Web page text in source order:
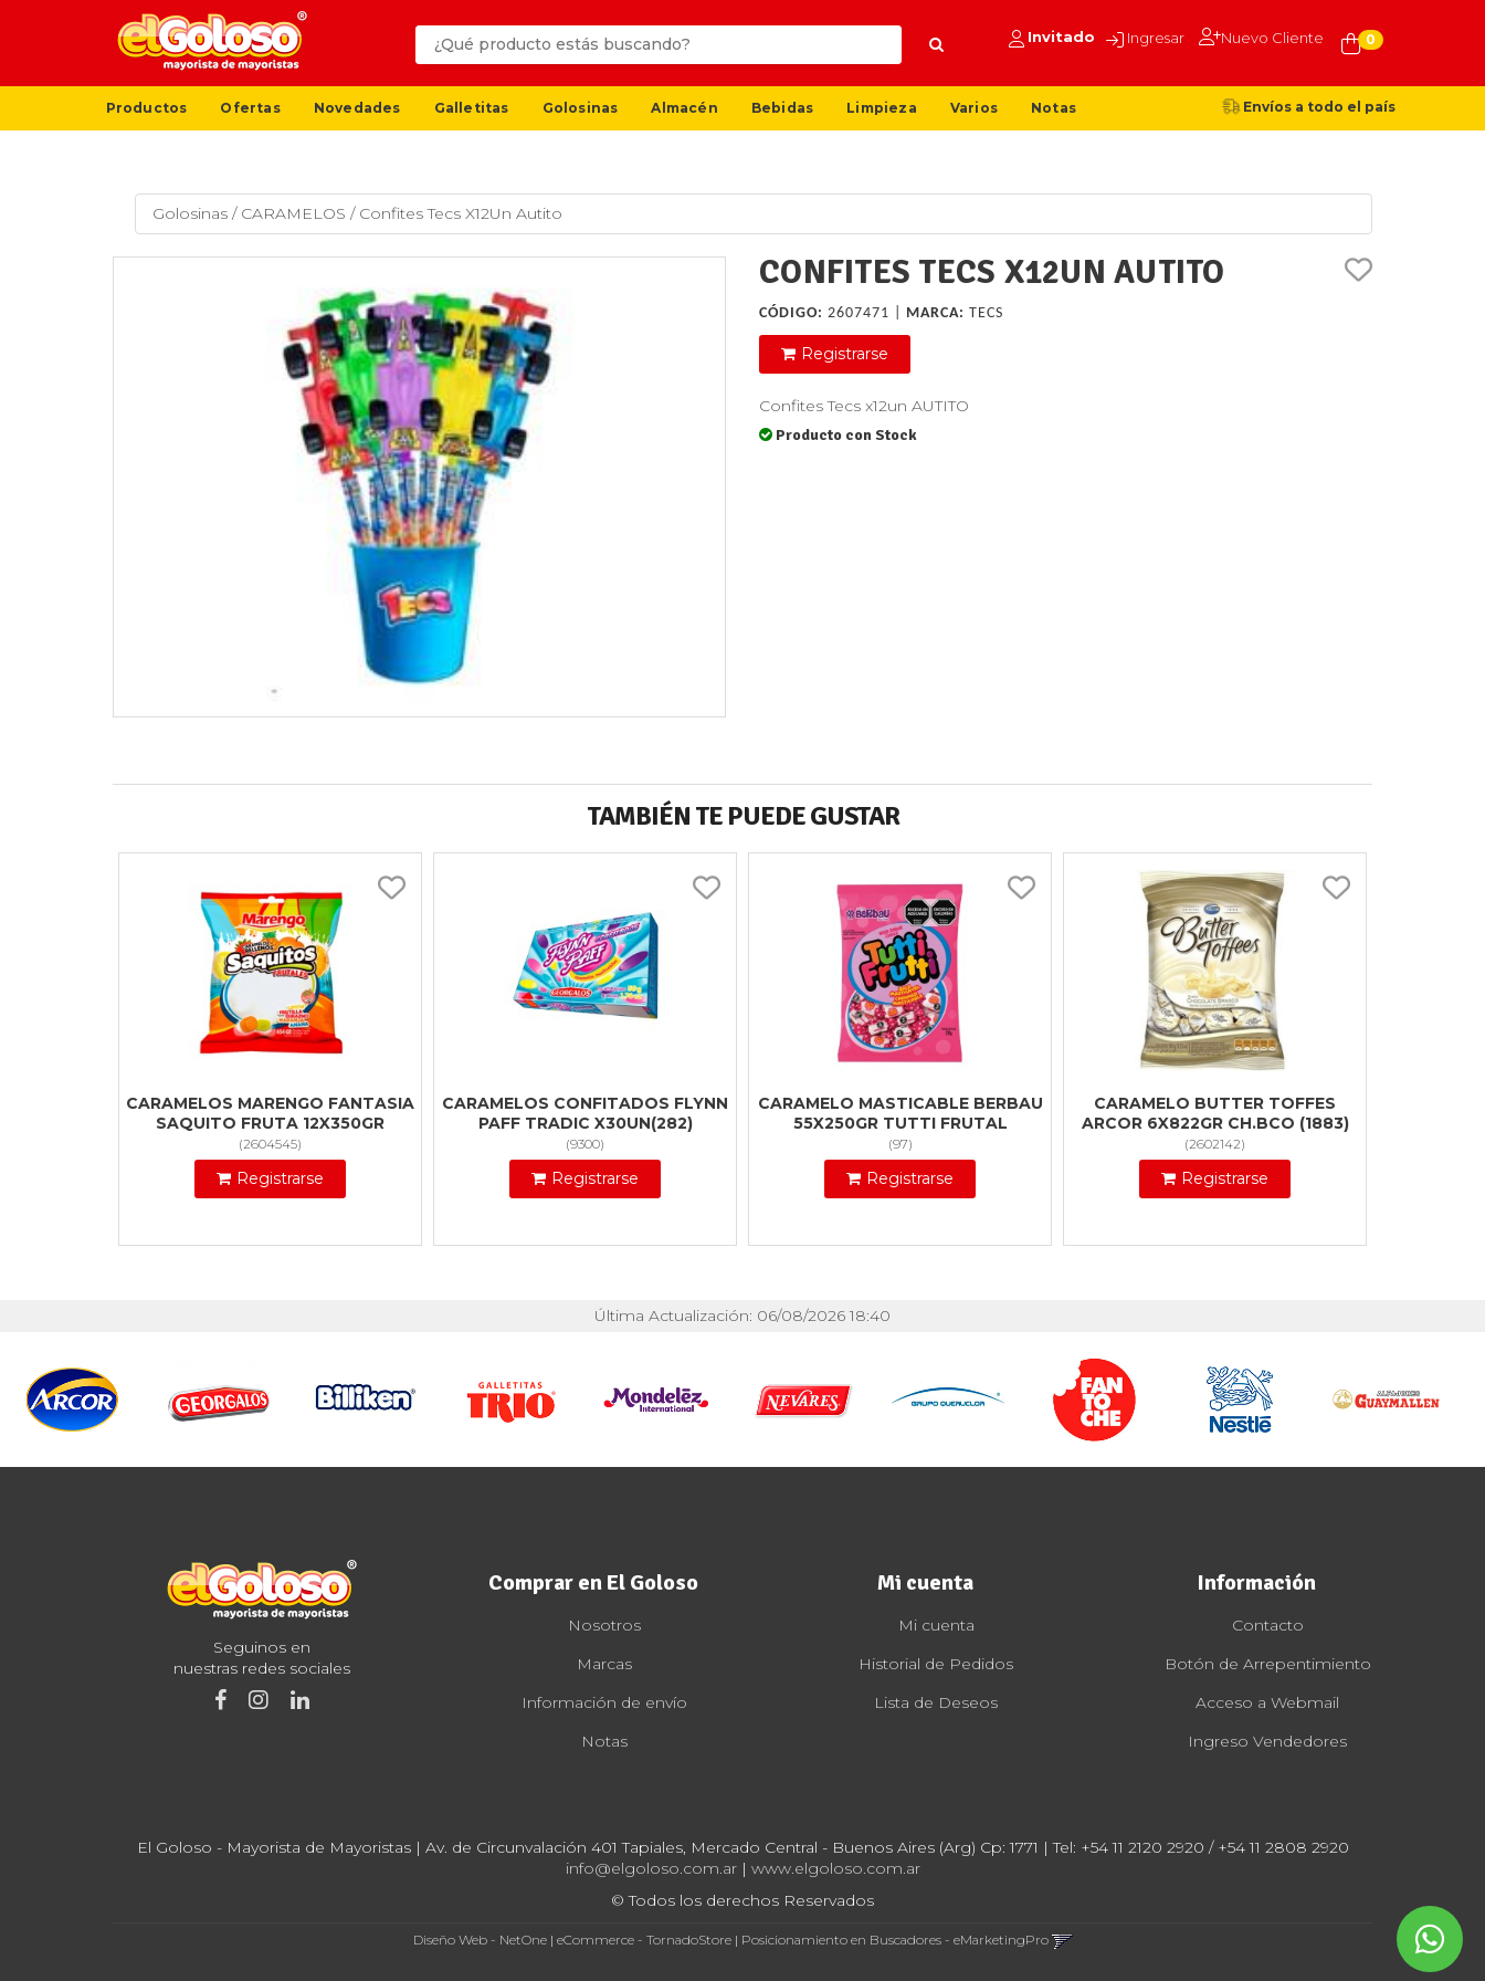
Invitado Ingresar Nuevo Cliente 0
Productos Ofertas Novedades Galletitas Golosinas Almacén Bebidas Limpieza Varios Notas Envíos a todo el país
Golosinas / CARAMELOS / Confites Tecs X12Un Autito
CONFITES TECS X12UN AUTITO
CÓDIGO: 2607471 | MARCA: TECS
Registrarse
Confites Tecs x12un AUTITO
Producto con Stock
TAMBIÉN TE PUEDE GUSTAR
CARAMELOS MARENGO FANTASIA
SAQUITO FRUTA 12X350GR
(2604545)
Registrarse
CARAMELOS CONFITADOS FLYNN
PAFF TRADIC X30UN(282)
(9300)
Registrarse
CARAMELO MASTICABLE BERBAU
55X250GR TUTTI FRUTAL
(97)
Registrarse
CARAMELO BUTTER TOFFES
ARCOR 6X822GR CH.BCO (1883)
(2602142)
Registrarse
Última Actualización: 06/08/2026 18:40
Seguinos en
nuestras redes sociales
Comprar en El Goloso
Nosotros
Marcas
Información de envío
Notas
Mi cuenta
Mi cuenta
Historial de Pedidos
Lista de Deseos
Información
Contacto
Botón de Arrepentimiento
Acceso a Webmail
Ingreso Vendedores
El Goloso - Mayorista de Mayoristas | Av. de Circunvalación 401 Tapiales, Mercado Central - Buenos Aires (Arg) Cp: 1771 | Tel: +54 11 2120 2920 / +54 11 2808 2920
info@elgoloso.com.ar| www.elgoloso.com.ar
© Todos los derechos Reservados
Diseño Web - NetOne| eCommerce - TornadoStore| Posicionamiento en Buscadores - eMarketingPro